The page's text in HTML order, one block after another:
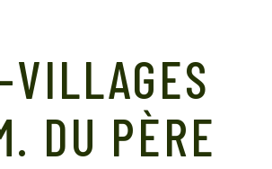
DU PÈRE